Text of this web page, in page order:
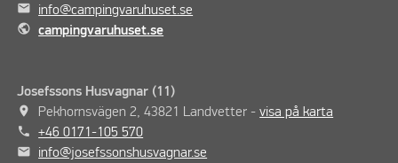
mail
info@campingvaruhuset.se
public campingvaruhuset.se
Josefssons Husvagnar (11)
place
Pekhornsvägen 2, 43821 Landvetter -visa på karta
phone
+46 0171-105 570
mail
info@josefssonshusvagnar.se